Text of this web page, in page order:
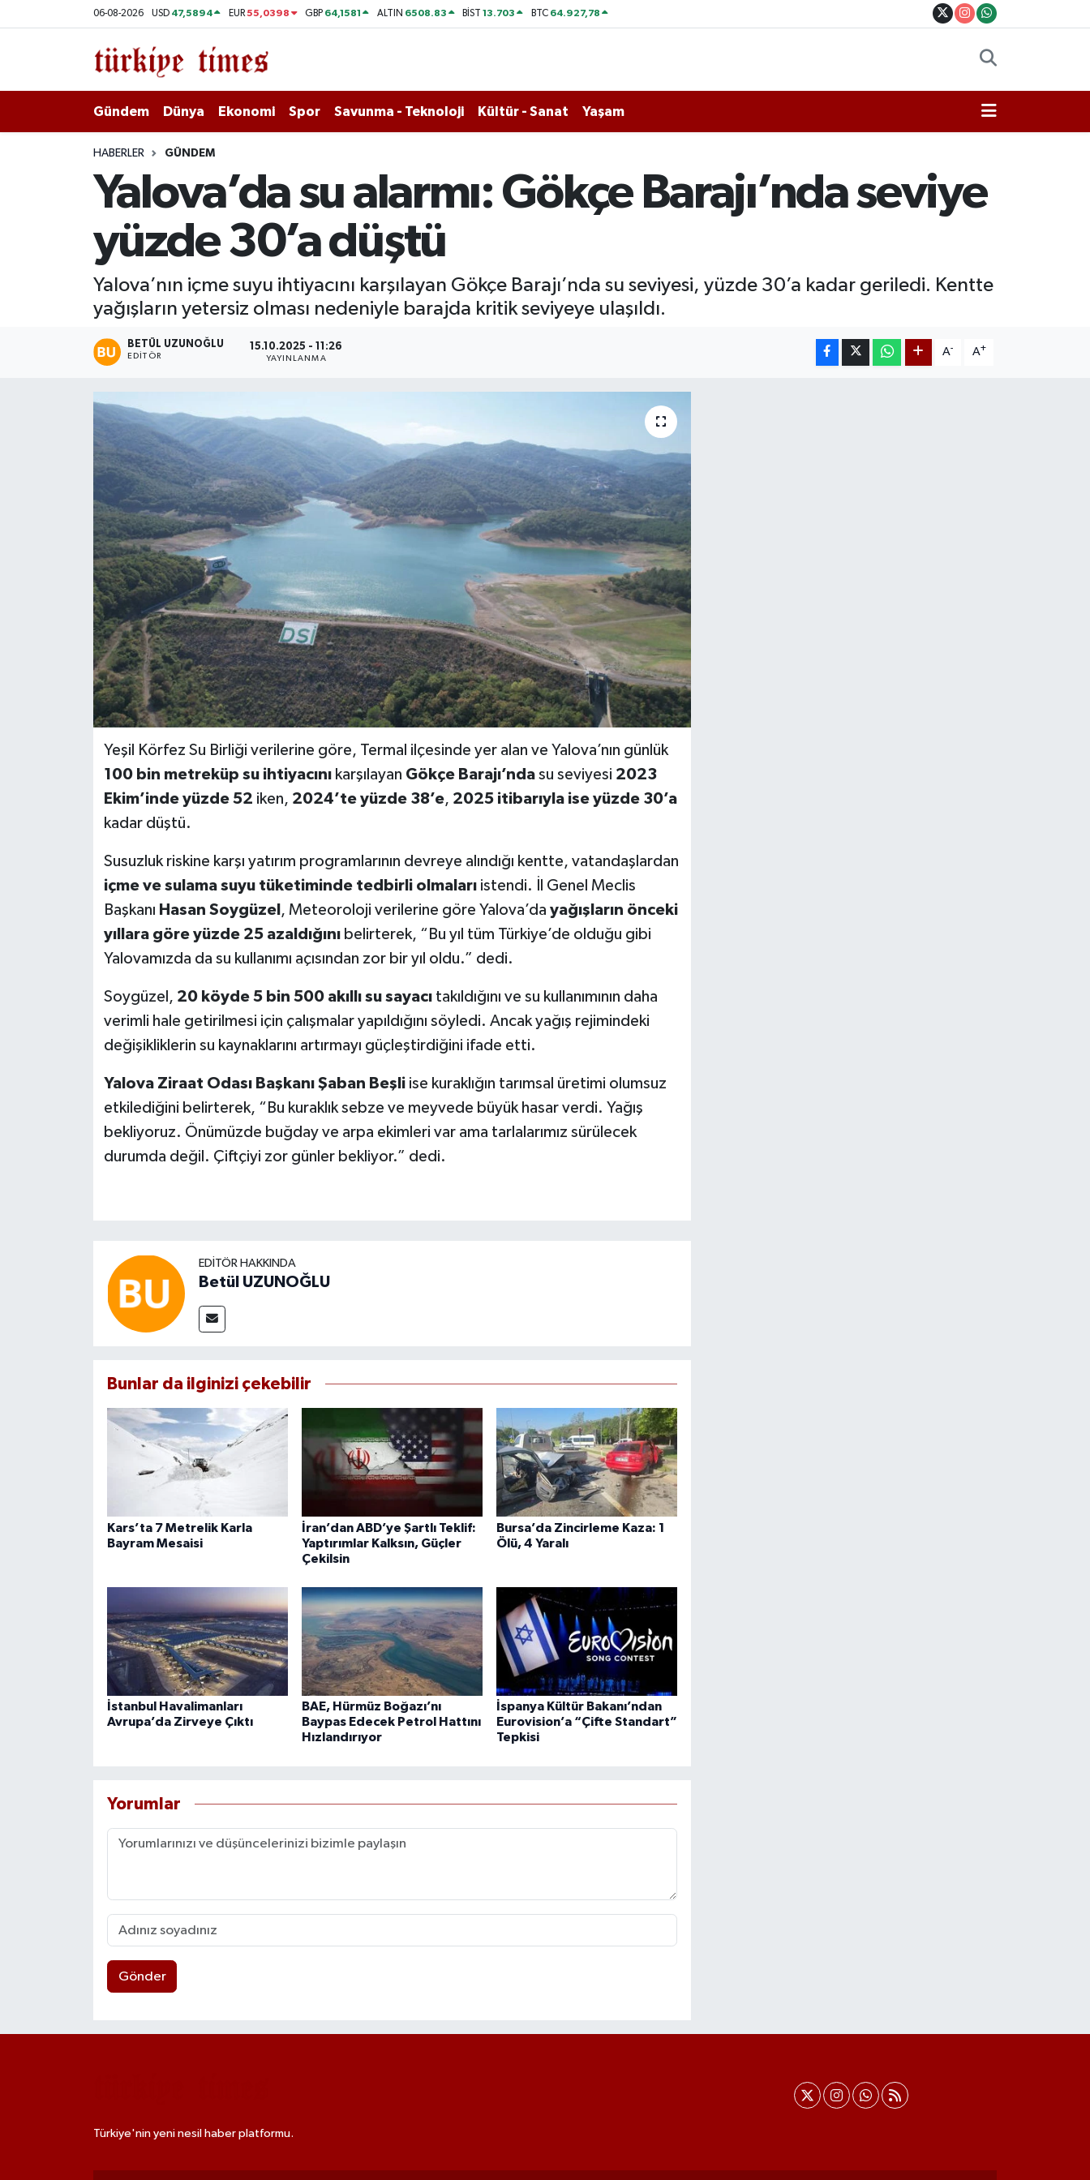
06-08-2026 USD 47,5894 EUR55,0398 GBP 64,1581 ALTIN 6508.83 BİST13.703 BTC 64.927,78
Gündem Dünya Ekonomi Spor Savunma - Teknoloji Kültür - Sanat Yaşam
HABERLER GÜNDEM
Yalova’da su alarmı: Gökçe Barajı’nda seviye
yüzde 30’a düştü
Yalova’nın içme suyu ihtiyacını karşılayan Gökçe Barajı’nda su seviyesi, yüzde 30’a kadar geriledi. Kentte
yağışların yetersiz olması nedeniyle barajda kritik seviyeye ulaşıldı.
BETÜL UZUNOĞLU
EDITÖR
15.10.2025 - 11:26
YAYINLANMA
A- A+
Yeşil Körfez Su Birliği verilerine göre, Termal ilçesinde yer alan ve Yalova’nın günlük
100 bin metreküp su ihtiyacını karşılayan Gökçe Barajı’ndasu seviyesi 2023
Ekim’inde yüzde 52 iken, 2024’te yüzde 38’e, 2025 itibarıyla ise yüzde 30’a
kadar düştü.
Susuzluk riskine karşı yatırım programlarının devreye alındığı kentte, vatandaşlardan
içme ve sulama suyu tüketiminde tedbirli olmalarıistendi. İl Genel Meclis
Başkanı Hasan Soygüzel , Meteoroloji verilerine göre Yalova’da yağışların önceki
yıllara göre yüzde 25 azaldığınıbelirterek, “Bu yıl tüm Türkiye’de olduğu gibi
Yalovamızda da su kullanımı açısından zor bir yıl oldu.” dedi.
Soygüzel, 20 köyde 5 bin 500 akıllı su sayacıtakıldığını ve su kullanımının daha
verimli hale getirilmesi için çalışmalar yapıldığını söyledi. Ancak yağış rejimindeki
değişikliklerin su kaynaklarını artırmayı güçleştirdiğini ifade etti.
Yalova Ziraat Odası Başkanı Şaban Beşliise kuraklığın tarımsal üretimi olumsuz
etkilediğini belirterek, “Bu kuraklık sebze ve meyvede büyük hasar verdi. Yağış
bekliyoruz. Önümüzde buğday ve arpa ekimleri var ama tarlalarımız sürülecek
durumda değil. Çiftçiyi zor günler bekliyor.” dedi.
EDITÖR HAKKINDA
Betül UZUNOĞLU
Bunlar da ilginizi çekebilir
Kars’ta 7 Metrelik Karla
Bayram Mesaisi
İran’dan ABD’ye Şartlı Teklif:
Yaptırımlar Kalksın, Güçler
Çekilsin
Bursa’da Zincirleme Kaza: 1
Ölü, 4 Yaralı
İstanbul Havalimanları
Avrupa’da Zirveye Çıktı
BAE, Hürmüz Boğazı’nı
Baypas Edecek Petrol Hattını
Hızlandırıyor
İspanya Kültür Bakanı’ndan
Eurovision’a “Çifte Standart”
Tepkisi
Yorumlar
Gönder
Türkiye'nin yeni nesil haber platformu.
Gündem
Savunma - Teknoloji
Kültür - Sanat
Hava Durumu
Süper Lig Puan Durumu ve Fikstür
Tüm Manşetler
Son Dakika Haberleri
Haber Arşivi